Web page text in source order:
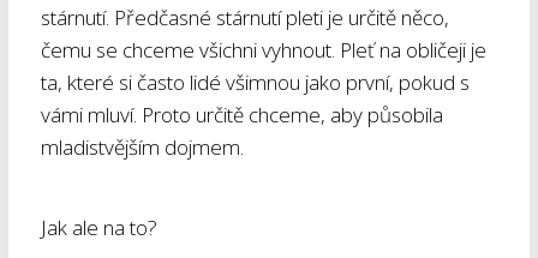
stárnutí. Předčasné stárnutí pleti je určitě něco,
čemu se chceme všichni vyhnout. Pleť na obličeji je
ta, které si často lidé všimnou jako první, pokud s
vámi mluví. Proto určitě chceme, aby působila
mladistvějším dojmem.
Jak ale na to?